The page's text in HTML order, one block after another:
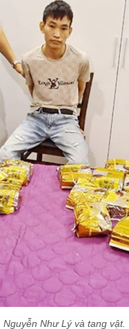
Nguyễn Như Lý và tang vật.